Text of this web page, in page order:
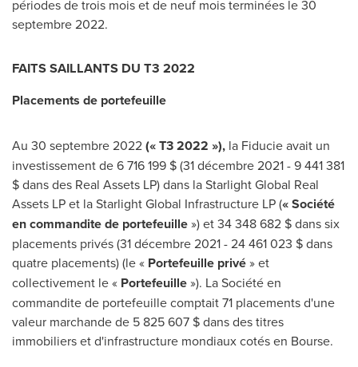
périodes de trois mois et de neuf mois terminées le 30
septembre 2022.
FAITS SAILLANTS DU T3 2022
Placements de portefeuille
Au 30 septembre 2022(« T3 2022 »), la Fiducie avait un
investissement de 6 716 199 $ (31 décembre 2021 - 9 441 381
$ dans des Real Assets LP) dans la Starlight Global Real
Assets LP et la Starlight Global Infrastructure LP («Société
en commandite de portefeuille») et 34 348 682 $ dans six
placements privés (31 décembre 2021 - 24 461 023 $ dans
quatre placements) (le « Portefeuille privé» et
collectivement le « Portefeuille»). La Société en
commandite de portefeuille comptait 71 placements d'une
valeur marchande de 5 825 607 $ dans des titres
immobiliers et d'infrastructure mondiaux cotés en Bourse.